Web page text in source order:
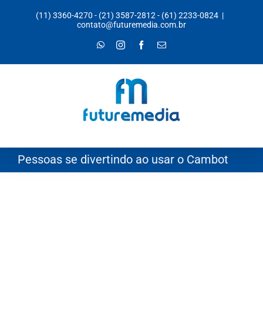
(11) 3360-4270 - (21) 3587-2812- (61) 2233-0824 |
contato@futuremedia.com.br
WhatsAppInstagramFacebook
E-
Pessoas se divertindo ao usar o Cambot